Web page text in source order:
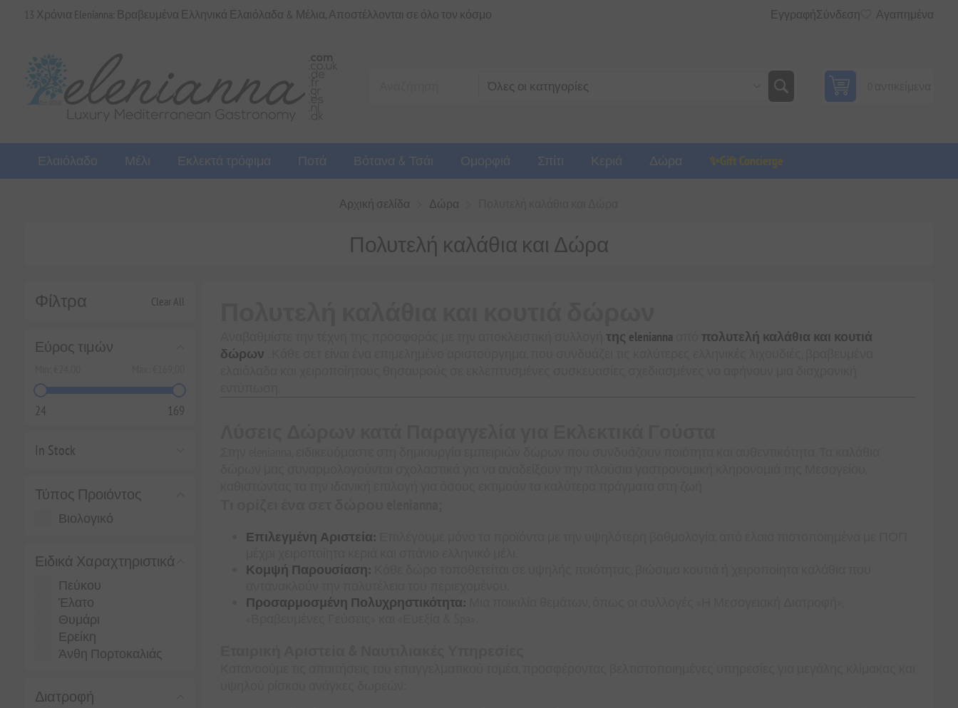
13 Χρόνια Elenianna: Βραβευμένα Ελληνικά Ελαιόλαδα & Μέλια, Αποστέλλονται σε όλο τον κόσμο ΕγγραφήΣύνδεση Αγαπημένα
Ελαιόλαδο Μέλι Εκλεκτά τρόφιμα Ποτά Βότανα & Τσάι Ομορφιά Σπίτι Κεριά Δώρα ✨Gift Concierge
Αρχική σελίδα Δώρα
Φίλτρα Clear All
Εύρος τιμών
24 169
In Stock
Τύπος Προιόντος
Βιολογικό
Ειδικά Χαραχτηριστικά
Πεύκου
Έλατο
Θυμάρι
Ερείκη
Άνθη Πορτοκαλιάς
Διατροφή
Πολυτελή καλάθια και Δώρα
της elenianna
πολυτελή καλάθια και κουτιά
δώρων
Επιλεγμένη Αριστεία:
Κομψή Παρουσίαση:
Προσαρμοσμένη Πολυχρηστικότητα: